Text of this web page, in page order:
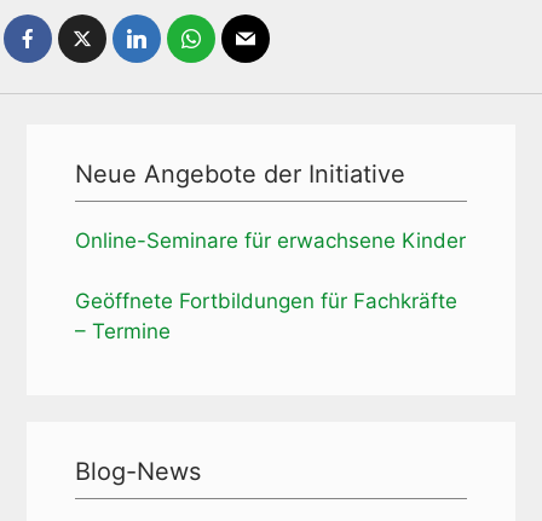
Neue Angebote der Initiative
Online-Seminare für erwachsene Kinder
Geöffnete Fortbildungen für Fachkräfte
– Termine
Blog-News